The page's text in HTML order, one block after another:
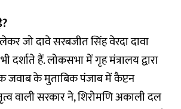
जो दावे सरबजीत सिंह वेरदा दावा
हैं. लोकसभा में गृह मंत्रालय द्वारा
जवाब के मुताबिक पंजाब में कैप्टन
वाली सरकार ने, शिरोमणि अकाली दल